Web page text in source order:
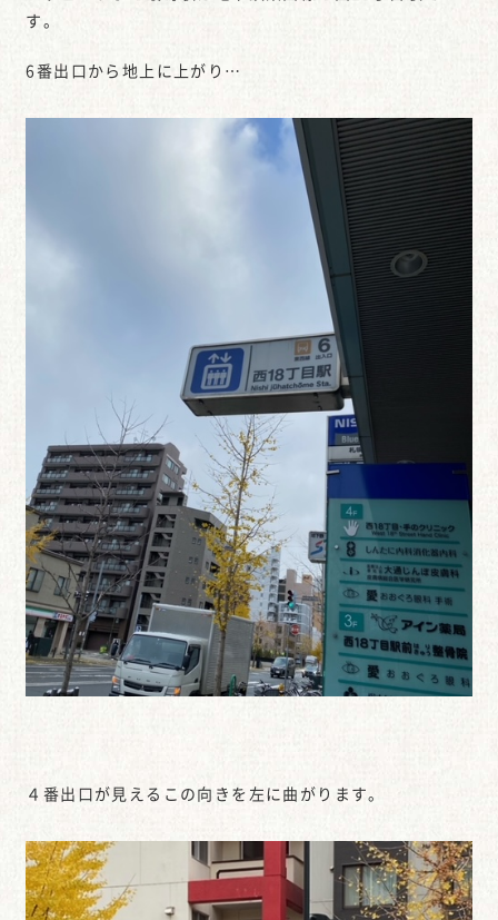
す。
6番出口から地上に上がり…
４番出口が見えるこの向きを左に曲がります。